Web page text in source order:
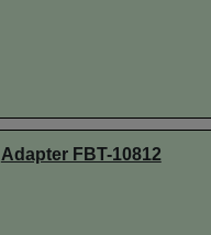
Adapter FBT-10812